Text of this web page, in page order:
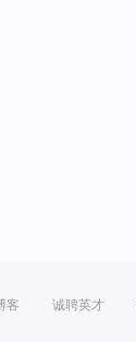
客 诚聘英才